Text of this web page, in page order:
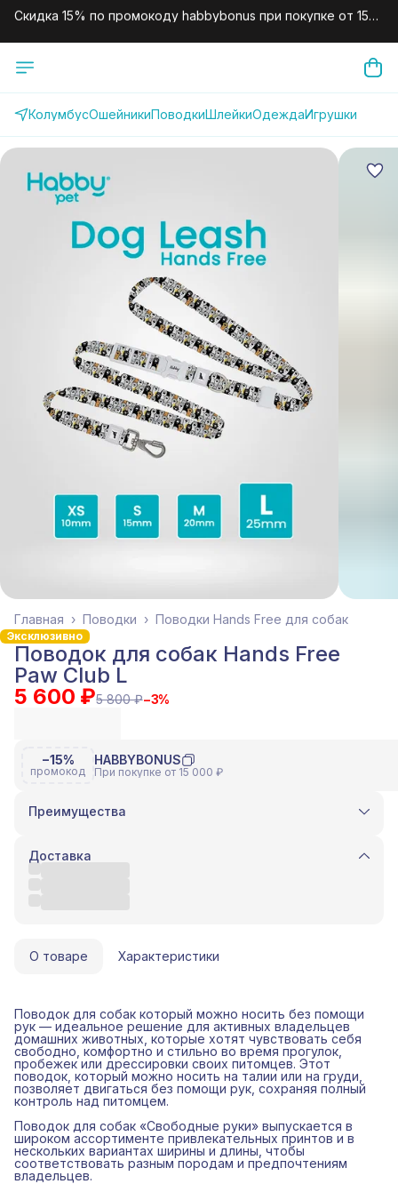
первый заказ.
КолумбусОшейникиПоводкиШлейкиОдеждаИгрушки
Поводки Hands Free для собак
Поводки ›
Главная ›
Эксклюзивно
Поводок для собак Hands Free
Paw Club L
5 600 ₽5 800 ₽−3%
−15%
промокод
HABBYBONUS
При покупке от 15 000 ₽
Преимущества
Оплата частями в Сплит
Удобный возврат
Доставка
О товаре Характеристики
Поводок для собак который можно носить без помощи
рук — идеальное решение для активных владельцев
домашних животных, которые хотят чувствовать себя
свободно, комфортно и стильно во время прогулок,
пробежек или дрессировки своих питомцев. Этот
поводок, который можно носить на талии или на груди,
позволяет двигаться без помощи рук, сохраняя полный
контроль над питомцем.
Поводок для собак «Свободные руки» выпускается в
широком ассортименте привлекательных принтов и в
нескольких вариантах ширины и длины, чтобы
соответствовать разным породам и предпочтениям
владельцев.